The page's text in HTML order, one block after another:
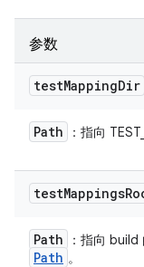
参数
testMappingDir
Path ：指向
testMappings
Path ：指向 build
Path 。